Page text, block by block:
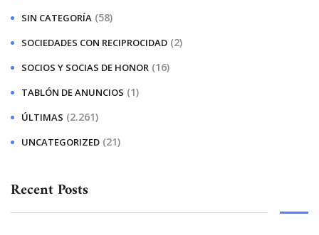
SIN CATEGORÍA (58)
SOCIEDADES CON RECIPROCIDAD (2)
SOCIOS Y SOCIAS DE HONOR (16)
TABLÓN DE ANUNCIOS (1)
ÚLTIMAS (2.261)
UNCATEGORIZED (21)
Recent Posts